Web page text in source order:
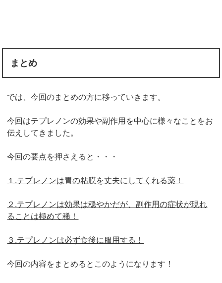
まとめ
では、今回のまとめの方に移っていきます。
今回はテプレノンの効果や副作用を中心に様々なことをお
伝えしてきました。
今回の要点を押さえると・・・
１.テプレノンは胃の粘膜を丈夫にしてくれる薬！
２.テプレノンは効果は穏やかだが、副作用の症状が現れ
ることは極めて稀！
３.テプレノンは必ず食後に服用する！
今回の内容をまとめるとこのようになります！